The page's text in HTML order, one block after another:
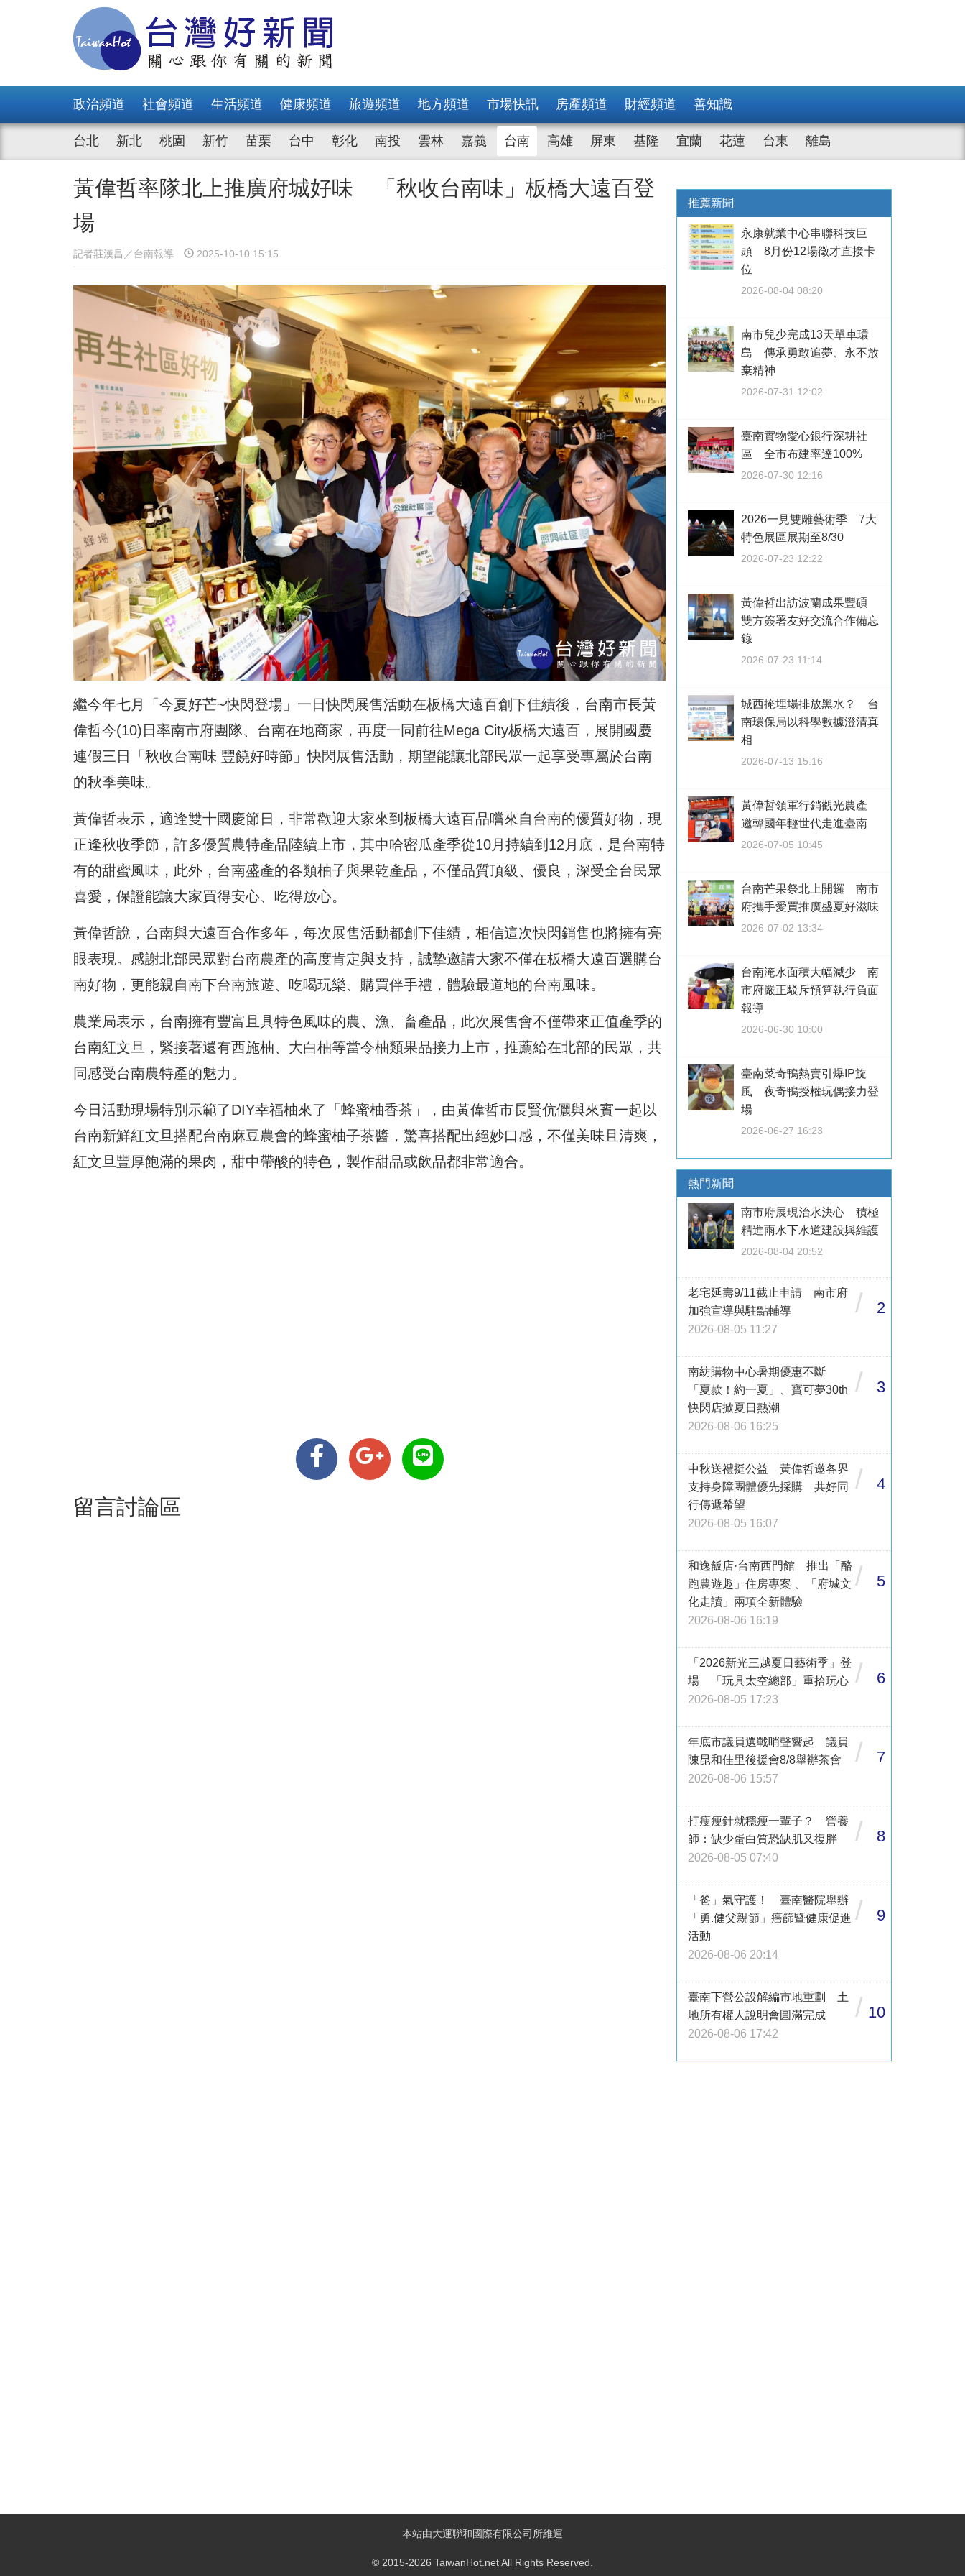
政治頻道 社會頻道 生活頻道 健康頻道 旅遊頻道 地方頻道 市場快訊 房產頻道 財經頻道 善知識
台北 新北 桃園 新竹 苗栗 台中 彰化 南投 雲林 嘉義 台南 高雄 屏東 基隆 宜蘭 花蓮 台東 離島
黃偉哲率隊北上推廣府城好味 「秋收台南味」板橋大遠百登
場
記者莊漢昌／台南報導 2025-10-10 15:15
繼今年七月「今夏好芒~快閃登場」一日快閃展售活動在板橋大遠百創下佳績後，台南市長黃
偉哲今(10)日率南市府團隊、台南在地商家，再度一同前往Mega City板橋大遠百，展開國慶
連假三日「秋收台南味 豐饒好時節」快閃展售活動，期望能讓北部民眾一起享受專屬於台南
的秋季美味。
黃偉哲表示，適逢雙十國慶節日，非常歡迎大家來到板橋大遠百品嚐來自台南的優質好物，現
正逢秋收季節，許多優質農特產品陸續上市，其中哈密瓜產季從10月持續到12月底，是台南特
有的甜蜜風味，此外，台南盛產的各類柚子與果乾產品，不僅品質頂級、優良，深受全台民眾
喜愛，保證能讓大家買得安心、吃得放心。
黃偉哲說，台南與大遠百合作多年，每次展售活動都創下佳績，相信這次快閃銷售也將擁有亮
眼表現。感謝北部民眾對台南農產的高度肯定與支持，誠摯邀請大家不僅在板橋大遠百選購台
南好物，更能親自南下台南旅遊、吃喝玩樂、購買伴手禮，體驗最道地的台南風味。
農業局表示，台南擁有豐富且具特色風味的農、漁、畜產品，此次展售會不僅帶來正值產季的
台南紅文旦，緊接著還有西施柚、大白柚等當令柚類果品接力上市，推薦給在北部的民眾，共
同感受台南農特產的魅力。
今日活動現場特別示範了DIY幸福柚來了「蜂蜜柚香茶」，由黃偉哲市長賢伉儷與來賓一起以
台南新鮮紅文旦搭配台南麻豆農會的蜂蜜柚子茶醬，驚喜搭配出絕妙口感，不僅美味且清爽，
紅文旦豐厚飽滿的果肉，甜中帶酸的特色，製作甜品或飲品都非常適合。
留言討論區
推薦新聞
永康就業中心串聯科技巨
頭 8月份12場徵才直接卡
位
2026-08-04 08:20
南市兒少完成13天單車環
島 傳承勇敢追夢、永不放
棄精神
2026-07-31 12:02
臺南實物愛心銀行深耕社
區 全市布建率達100%
2026-07-30 12:16
2026一見雙雕藝術季 7大
特色展區展期至8/30
2026-07-23 12:22
黃偉哲出訪波蘭成果豐碩
雙方簽署友好交流合作備忘
錄
2026-07-23 11:14
城西掩埋場排放黑水？ 台
南環保局以科學數據澄清真
相
2026-07-13 15:16
黃偉哲領軍行銷觀光農產
邀韓國年輕世代走進臺南
2026-07-05 10:45
台南芒果祭北上開鑼 南市
府攜手愛買推廣盛夏好滋味
2026-07-02 13:34
台南淹水面積大幅減少 南
市府嚴正駁斥預算執行負面
報導
2026-06-30 10:00
臺南菜奇鴨熱賣引爆IP旋
風 夜奇鴨授權玩偶接力登
場
2026-06-27 16:23
熱門新聞
南市府展現治水決心 積極
精進雨水下水道建設與維護
2026-08-04 20:52
老宅延壽9/11截止申請 南市府
加強宣導與駐點輔導
2026-08-05 11:27
/ 2
南紡購物中心暑期優惠不斷
「夏款！約一夏」、寶可夢30th
快閃店掀夏日熱潮
2026-08-06 16:25
/ 3
中秋送禮挺公益 黃偉哲邀各界
支持身障團體優先採購 共好同
行傳遞希望
2026-08-05 16:07
/ 4
和逸飯店·台南西門館 推出「酪
跑農遊趣」住房專案 、「府城文
化走讀」兩項全新體驗
2026-08-06 16:19
/ 5
「2026新光三越夏日藝術季」登
場 「玩具太空總部」重拾玩心
2026-08-05 17:23
/ 6
年底市議員選戰哨聲響起 議員
陳昆和佳里後援會8/8舉辦茶會
2026-08-06 15:57
/ 7
打瘦瘦針就穩瘦一輩子？ 營養
師：缺少蛋白質恐缺肌又復胖
2026-08-05 07:40
/ 8
「爸」氣守護！ 臺南醫院舉辦
「勇.健父親節」癌篩暨健康促進
活動
2026-08-06 20:14
/ 9
臺南下營公設解編市地重劃 土
地所有權人說明會圓滿完成
2026-08-06 17:42
/ 10
本站由大運聯和國際有限公司所維運
© 2015-2026 TaiwanHot.net All Rights Reserved.